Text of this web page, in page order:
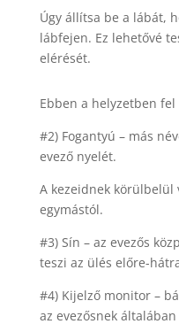
Úgy állítsa be a lábát,
lábfejen. Ez lehetővé
elérését.
Ebben a helyzetben
#2) Fogantyú – más
evező nyelét.
A kezeidnek körülbelül
egymástól.
#3) Sín – az evezős
teszi az ülés előre-
#4) Kijelző monitor –
az evezősnek